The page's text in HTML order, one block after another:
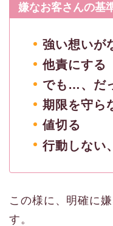
嫌なお客さんの基
強い想いが
他責にする
でも…、だ
期限を守ら
値切る
行動しない
この様に、明確に
す。